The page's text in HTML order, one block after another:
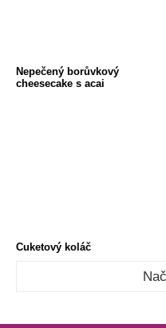
Nepečený borůvkový
cheesecake s acai
Cuketový koláč